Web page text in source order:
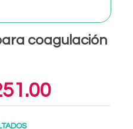
coagulación